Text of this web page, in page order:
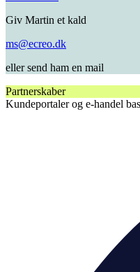
Giv Martin et kald
ms@ecreo.dk
eller send ham en mail
Partnerskaber
Kundeportaler og e-handel